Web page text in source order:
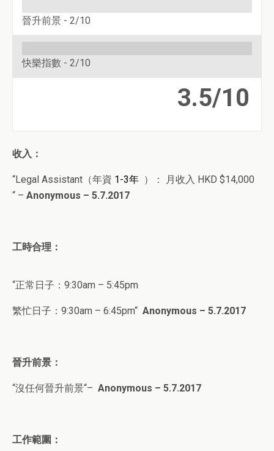
晉升前景 - 2/10
快樂指數 - 2/10
3.5/10
收入：
“Legal Assistant（年資 1-3年 ）： 月收入 HKD $14,000
“ – Anonymous – 5.7.2017
工時合理：
“正常日子： 9:30am – 5:45pm
繁忙日子： 9:30am – 6:45pm“ Anonymous – 5.7.2017
晉升前景：
“沒任何晉升前景“– Anonymous – 5.7.2017
工作範圍：